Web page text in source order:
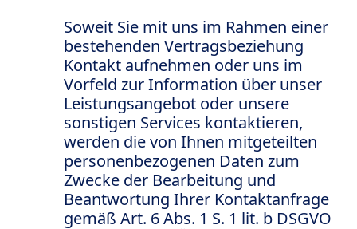
Soweit Sie mit uns im Rahmen einer
bestehenden Vertragsbeziehung
Kontakt aufnehmen oder uns im
Vorfeld zur Information über unser
Leistungsangebot oder unsere
sonstigen Services kontaktieren,
werden die von Ihnen mitgeteilten
personenbezogenen Daten zum
Zwecke der Bearbeitung und
Beantwortung Ihrer Kontaktanfrage
gemäß Art. 6 Abs. 1 S. 1 lit. b DSGVO